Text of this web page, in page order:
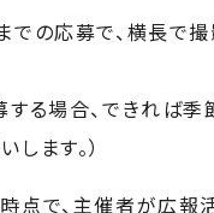
での応募で、横長で
する場合、できれば
します。）
点で、主催者が広報